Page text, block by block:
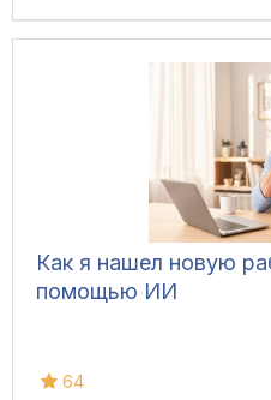
Как я нашел новую
помощью ИИ
64